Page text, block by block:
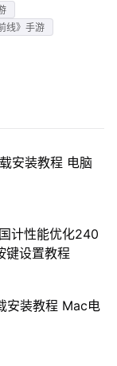
线》手游
安装教程 电脑
计性能优化240
键设置教程
安装教程 Mac电